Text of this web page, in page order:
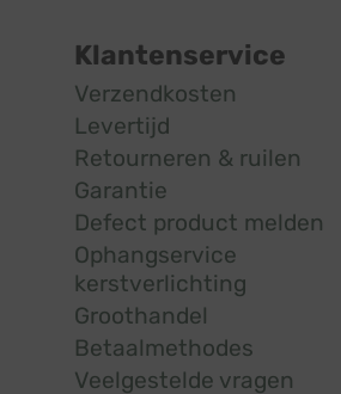
Klantenservice
Verzendkosten
Levertijd
Retourneren & ruilen
Garantie
Defect product melden
Ophangservice
kerstverlichting
Groothandel
Betaalmethodes
Veelgestelde vragen